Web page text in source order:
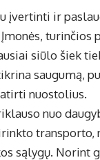
įvertinti ir
turinčios
siūlo šiek
saugumą,
nuostolius.
nuo
transporto,
sąlygų. Norint